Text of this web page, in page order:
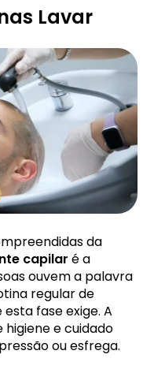
Lavar
da
capilar é a
ouvem a palavra
regular de
fase exige. A
e cuidado
ou esfrega.